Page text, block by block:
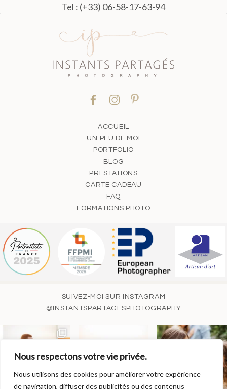
Nous respectons votre vie privée.
Nous utilisons des cookies pour améliorer votre expérience
de navigation, diffuser des publicités ou des contenus
Tel : (+33) 06-58-17-63-94
ACCUEIL
UN PEU DE MOI
PORTFOLIO
BLOG
PRESTATIONS
CARTE CADEAU
FAQ
FORMATIONS PHOTO
SUIVEZ-MOI SUR INSTAGRAM
@INSTANTSPARTAGESPHOTOGRAPHY